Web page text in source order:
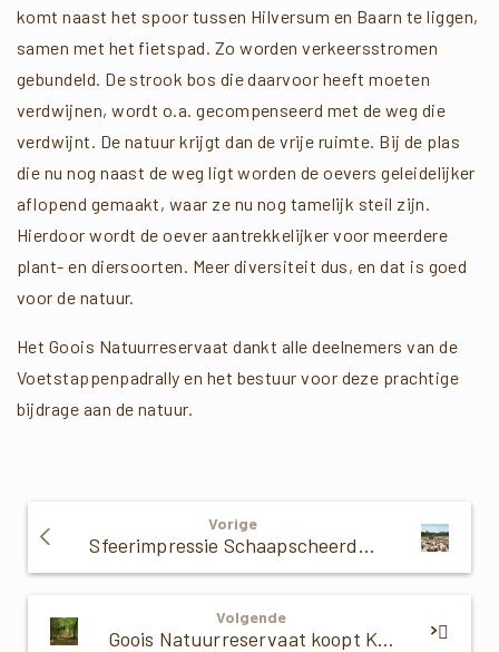
komt naast het spoor tussen Hilversum en Baarn te liggen,
samen met het fietspad. Zo worden verkeersstromen
gebundeld. De strook bos die daarvoor heeft moeten
verdwijnen, wordt o.a. gecompenseerd met de weg die
verdwijnt. De natuur krijgt dan de vrije ruimte. Bij de plas
die nu nog naast de weg ligt worden de oevers geleidelijker
aflopend gemaakt, waar ze nu nog tamelijk steil zijn.
Hierdoor wordt de oever aantrekkelijker voor meerdere
plant- en diersoorten. Meer diversiteit dus, en dat is goed
voor de natuur.
Het Goois Natuurreservaat dankt alle deelnemers van de
Voetstappenpadrally en het bestuur voor deze prachtige
bijdrage aan de natuur.
Verder
Lezen
Vorige
Sfeerimpressie Schaapscheerdersfeest GNR 90 jaar
Volgende
Goois Natuurreservaat koopt Kocherbos in Muiderberg aan